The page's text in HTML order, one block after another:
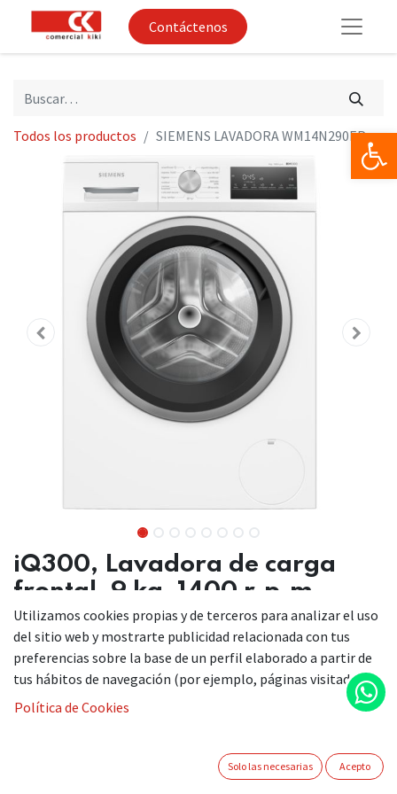
Contáctenos
Todos los productos SIEMENS LAVADORA WM14N290EP
iQ300, Lavadora de carga
frontal, 9 kg, 1400 r.p.m.
Eficiencia energética Clase A: Nuestra lavadora con
Utilizamos cookies propias y de terceros para analizar el uso
del sitio web y mostrarte publicidad relacionada con tus
preferencias sobre la base de un perfil elaborado a partir de
tus hábitos de navegación (por ejemplo, páginas visitadas).
Política de Cookies
Solo las necesarias Acepto